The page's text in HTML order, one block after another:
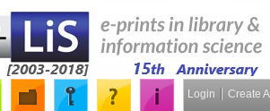
Login Create